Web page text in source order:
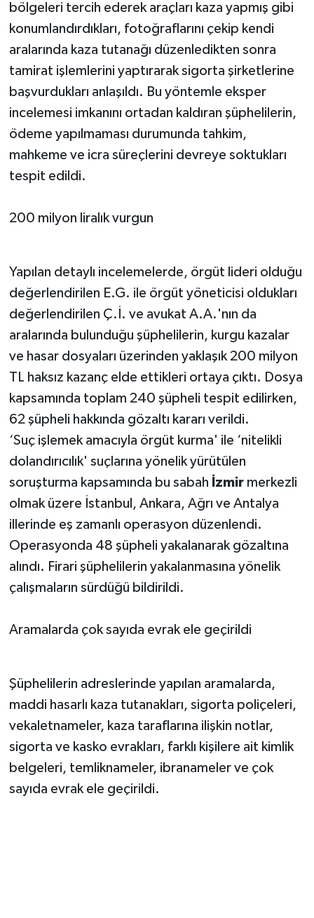
bölgeleri tercih ederek araçları kaza yapmış gibi
konumlandırdıkları, fotoğraflarını çekip kendi
aralarında kaza tutanağı düzenledikten sonra
tamirat işlemlerini yaptırarak sigorta şirketlerine
başvurdukları anlaşıldı. Bu yöntemle eksper
incelemesi imkanını ortadan kaldıran şüphelilerin,
ödeme yapılmaması durumunda tahkim,
mahkeme ve icra süreçlerini devreye soktukları
tespit edildi.
200 milyon liralık vurgun
Yapılan detaylı incelemelerde, örgüt lideri olduğu
değerlendirilen E.G. ile örgüt yöneticisi oldukları
değerlendirilen Ç.İ. ve avukat A.A.'nın da
aralarında bulunduğu şüphelilerin, kurgu kazalar
ve hasar dosyaları üzerinden yaklaşık 200 milyon
TL haksız kazanç elde ettikleri ortaya çıktı. Dosya
kapsamında toplam 240 şüpheli tespit edilirken,
62 şüpheli hakkında gözaltı kararı verildi.
‘Suç işlemek amacıyla örgüt kurma' ile ‘nitelikli
dolandırıcılık' suçlarına yönelik yürütülen
soruşturma kapsamında bu sabah İzmirmerkezli
olmak üzere İstanbul, Ankara, Ağrı ve Antalya
illerinde eş zamanlı operasyon düzenlendi.
Operasyonda 48 şüpheli yakalanarak gözaltına
alındı. Firari şüphelilerin yakalanmasına yönelik
çalışmaların sürdüğü bildirildi.
Aramalarda çok sayıda evrak ele geçirildi
Şüphelilerin adreslerinde yapılan aramalarda,
maddi hasarlı kaza tutanakları, sigorta poliçeleri,
vekaletnameler, kaza taraflarına ilişkin notlar,
sigorta ve kasko evrakları, farklı kişilere ait kimlik
belgeleri, temliknameler, ibranameler ve çok
sayıda evrak ele geçirildi.